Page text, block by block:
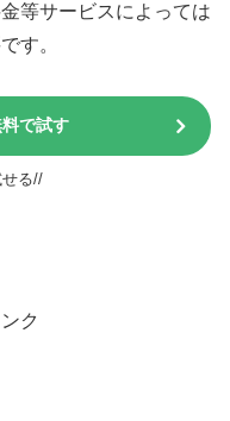
等サービスによっては
す。
で試す
る//
ク